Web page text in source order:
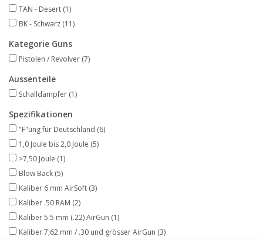
Marken
TAN - Desert (1)
BK - Schwarz (11)
Kategorie Guns
Pistolen / Revolver (7)
Aussenteile
Schalldämpfer (1)
Spezifikationen
"F"ung für Deutschland (6)
1,0 Joule bis 2,0 Joule (5)
>7,50 Joule (1)
Blow Back (5)
Kaliber 6 mm AirSoft (3)
Kaliber .50 RAM (2)
Kaliber 5.5 mm (.22) AirGun (1)
Kaliber 7,62 mm / .30 und grösser AirGun (3)